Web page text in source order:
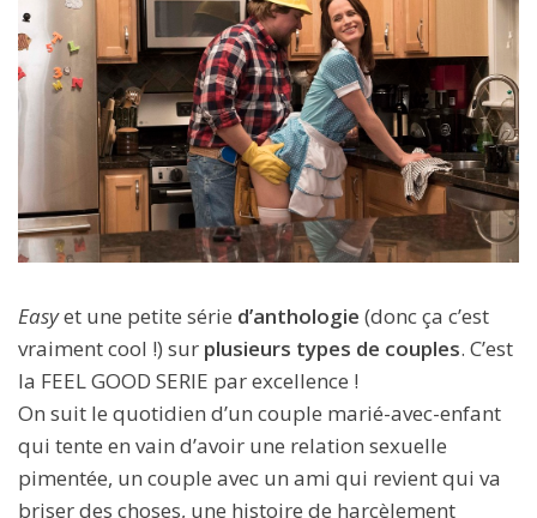
Easyet une petite série d’anthologie (donc ça c’est
vraiment cool !) sur plusieurs types de couples. C’est
la FEEL GOOD SERIE par excellence !
On suit le quotidien d’un couple marié-avec-enfant
qui tente en vain d’avoir une relation sexuelle
pimentée, un couple avec un ami qui revient qui va
briser des choses, une histoire de harcèlement